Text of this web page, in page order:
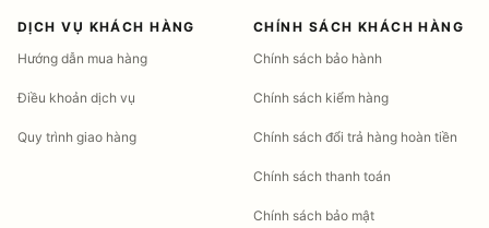
DỊCH VỤ KHÁCH HÀNG
Hướng dẫn mua hàng
Điều khoản dịch vụ
Quy trình giao hàng
CHÍNH SÁCH KHÁCH HÀNG
Chính sách bảo hành
Chính sách kiểm hàng
Chính sách đổi trả hàng hoàn tiền
Chính sách thanh toán
Chính sách bảo mật